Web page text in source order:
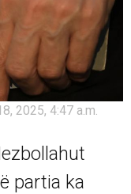
2025, 4:47 a.m.
partia ka